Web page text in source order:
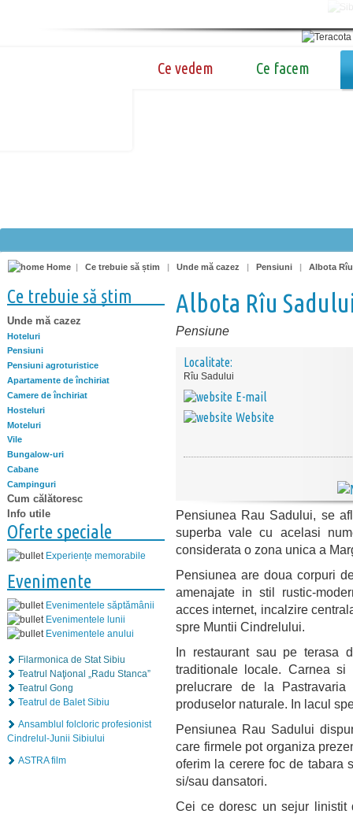
Ce vedem Ce facem
Home | Ce trebuie să știm | Unde mă cazez | Pensiuni | Albota
Ce trebuie să știm
Unde mă cazez
Hoteluri
Pensiuni
Pensiuni agroturistice
Apartamente de închiriat
Camere de închiriat
Hosteluri
Moteluri
Vile
Bungalow-uri
Cabane
Campinguri
Cum călătoresc
Info utile
Oferte speciale
Experiențe memorabile
Evenimente
Evenimentele săptămânii
Evenimentele lunii
Evenimentele anului
Filarmonica de Stat Sibiu
Teatrul Naţional „Radu Stanca”
Teatrul Gong
Teatrul de Balet Sibiu
Ansamblul folcloric profesionist
Cindrelul-Junii Sibiului
ASTRA film
Albota Rîu
Pensiune
Localitate:
Rîu Sadului
E-mail
Website
Pensiunea Rau Sadului, se
superba vale cu acelasi
considerata o zona unica a
Pensiunea are doua corpuri
amenajate in stil rustic-
acces internet, incalzire
spre Muntii Cindrelului.
In restaurant sau pe terasa
traditionale locale. Carnea
prelucrare de la
produselor naturale. In lacul
Pensiunea Rau Sadului
care firmele pot organiza
oferim la cerere foc de tabara
si/sau dansatori.
Cei ce doresc un sejur linistit